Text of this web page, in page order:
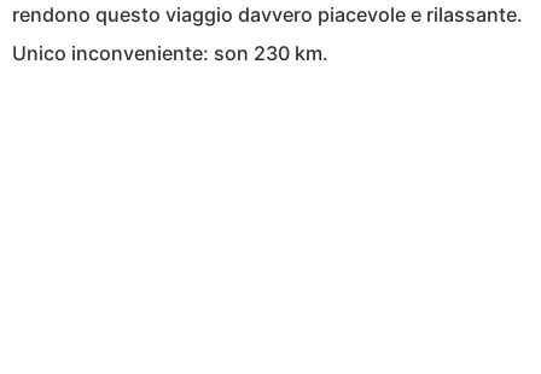
rendono questo viaggio davvero piacevole e rilassante.
Unico inconveniente: son 230 km.